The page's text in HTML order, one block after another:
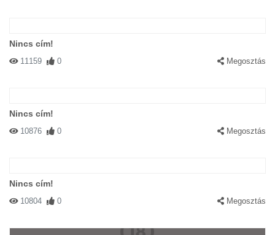
Nincs cím!
11159 0 Megosztás
Nincs cím!
10876 0 Megosztás
Nincs cím!
10804 0 Megosztás